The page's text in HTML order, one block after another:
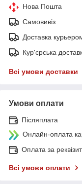
Нова Пошта
Самовивіз
Доставка
Кур'єрська
Всі умови доставки
Умови оплати
Післяплата
Онлайн-оплата
Оплата за
Всі умови оплати